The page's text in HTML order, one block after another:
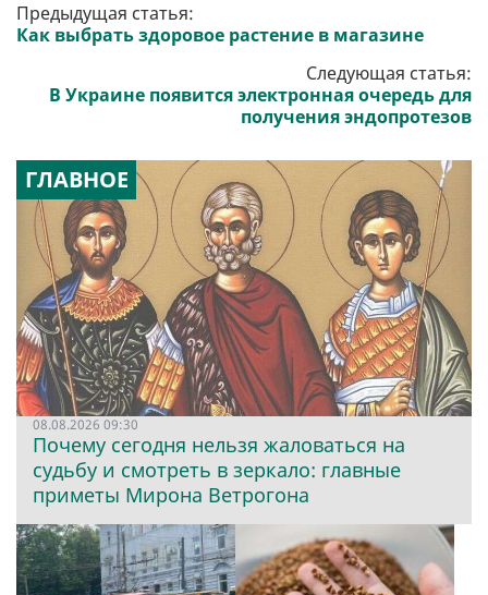
Предыдущая статья:
Как выбрать здоровое растение в магазине
Следующая статья:
В Украине появится электронная очередь для
получения эндопротезов
ГЛАВНОЕ
08.08.2026 09:30
Почему сегодня нельзя жаловаться на
судьбу и смотреть в зеркало: главные
приметы Мирона Ветрогона